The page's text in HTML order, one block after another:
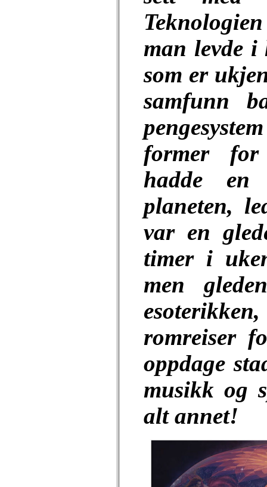
man levde i
som er
samfunn
former for
hadde en
planeten,
var en
timer i
men
romreiser
oppdage
musikk og
alt annet!